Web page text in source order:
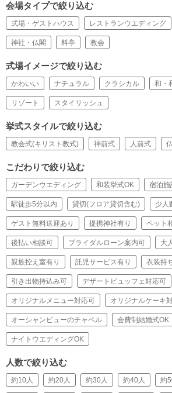
会場タイプで絞り込む
式場・ゲストハウス レストランウエディング
神社・仏閣 料亭 教会
式場イメージで絞り込む
かわいい ナチュラル クラシカル 和・
リゾート スタイリッシュ
挙式スタイルで絞り込む
教会式(キリスト教式) 神前式 人前式
こだわりで絞り込む
ガーデンウエディング 和装挙式OK 宿泊施
駅徒歩5分以内 貸切(フロア貸切含む) 少人
ゲスト無料送迎あり 提携神社有り ペット
後払い相談可 ブライダルローン案内可 大
親族控え室有り 託児サービス有り 衣装持
引き出物持込み可 デザートビュッフェ対応可
オリジナルメニュー対応可 オリジナルケーキ
オーシャンビューのチャペル 会費制結婚式OK
ナイトウエディングOK
人数で絞り込む
約10人 約20人 約30人 約40人 約